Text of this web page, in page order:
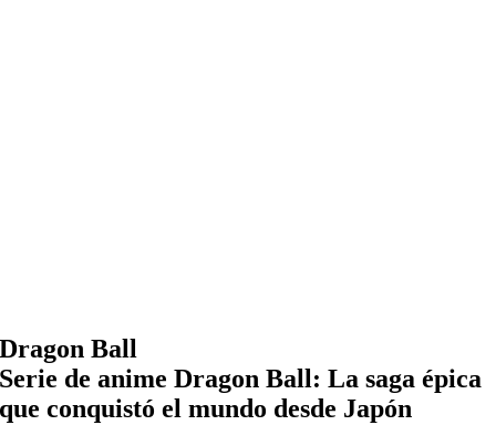
Dragon Ball
Serie de anime Dragon Ball: La saga épica
que conquistó el mundo desde Japón